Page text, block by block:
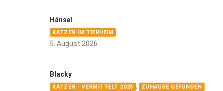
Hänsel
KATZEN IM TIERHEIM
5. August 2026
Blacky
KATZEN - VERMITTELT 2025 , ZUHAUSE GEFUNDEN